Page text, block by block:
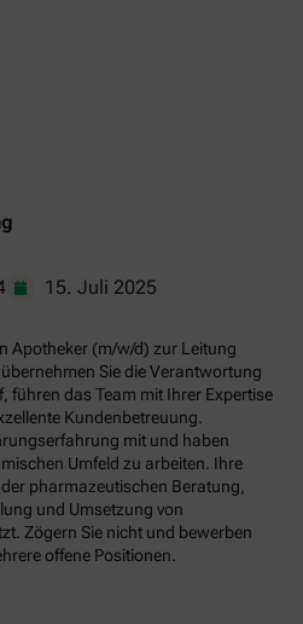
15. Juli 2025
Apotheker (m/w/d) zur Leitung
Sie die Verantwortung
führen das Team mit Ihrer Expertise
Kundenbetreuung.
mit und haben
Umfeld zu arbeiten. Ihre
pharmazeutischen Beratung,
und Umsetzung von
Zögern Sie nicht und bewerben
offene Positionen.